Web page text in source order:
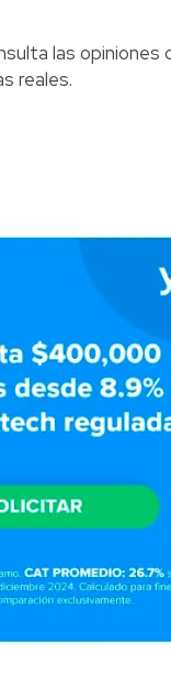
las opiniones
reales.